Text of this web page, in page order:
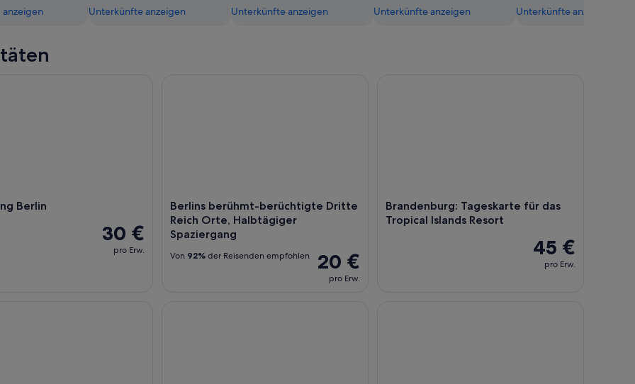
Unterkünfte anzeigen Unterkünfte anzeigen
Unterkünfte anzeigen
Unterkünfte anzeigen
Berlin
30 €
pro Erw.
Berlins berühmt-berüchtigte Dritte
Reich Orte, Halbtägiger
Spaziergang
20 €
pro Erw.
Von 92% der Reisenden empfohlen
Brandenburg: Tageskarte für das
Tropical Islands Resort
45 €
pro Erw.